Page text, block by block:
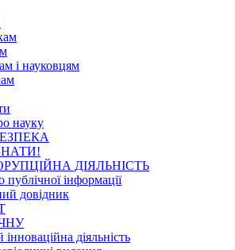
і науковцям
науку
ДІЯЛЬНІСТЬ
публічної інформації
довідник
ЧНУ
діяльність